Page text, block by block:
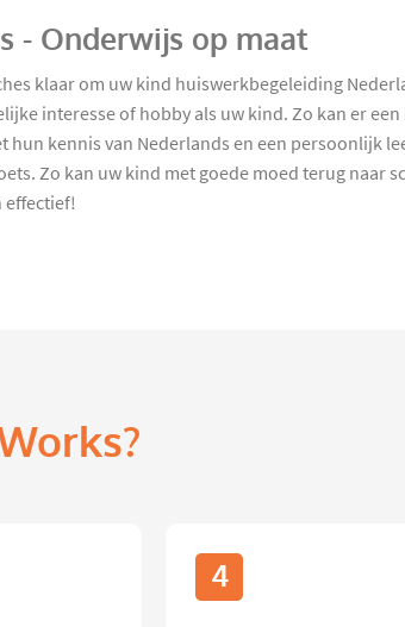
- Onderwijs op maat
klaar om uw kind huiswerkbegeleiding
interesse of hobby als uw kind. Zo kan er
kennis van Nederlands en een persoonlijk
Zo kan uw kind met goede moed terug naar
effectief!
4